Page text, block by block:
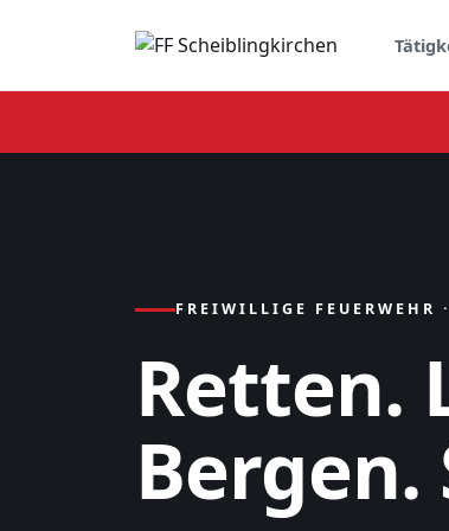
FREIWILLIGE FEUERWEHR
Retten.
Bergen.